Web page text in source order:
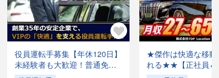
役員運転手募集【年休120日】
未経験者も大歓迎！普通免許
があれば応募OK✨月収28万円
★傑作は快適な移動
れる★★【正社員＆
でドライバー大量